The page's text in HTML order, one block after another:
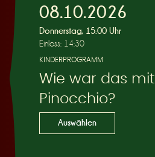
e
r
08.10.2026
Donnerstag, 15:00 Uhr
Einlass: 14:30
KINDERPROGRAMM
Wie war das mit
Pinocchio?
Auswählen